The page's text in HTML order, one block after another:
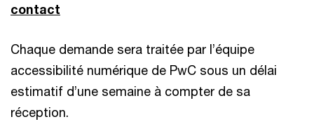
contact
Chaque demande sera traitée par l’équipe
accessibilité numérique de PwC sous un délai
estimatif d’une semaine à compter de sa
réception.